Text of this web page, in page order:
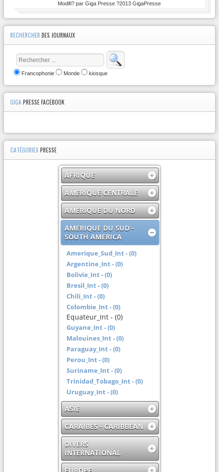
Modifi? par Giga Presse ?2013 GigaPresse
RECHERCHER DES JOURNAUX
Francophonie Monde kiosque
GIGAPRESSE FACEBOOK
CATÉGORIES PRESSE
AFRIQUE
AMERIQUE CENTRALE
AMERIQUE DU NORD
AMERIQUE DU SUD -
SOUTH AMERICA
Amerique_Sud_Int - (0)
Argentine_Int - (0)
Bolivie_Int - (0)
Bresil_Int - (0)
Chili_Int - (0)
Colombie_Int - (0)
Equateur_Int - (0)
Guyane_Int - (0)
Malouines_Int - (0)
Paraguay_Int - (0)
Perou_Int - (0)
Suriname_Int - (0)
Trinidad_Tobago_Int - (0)
Uruguay_Int - (0)
ASIE
CARAIBES - CARIBBEAN
DIVERS
INTERNATIONAL